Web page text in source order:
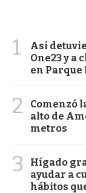
1
Así
One23 y a
en
2
Comenzó
alto de
metros
3
Hígado
ayudar a
hábitos